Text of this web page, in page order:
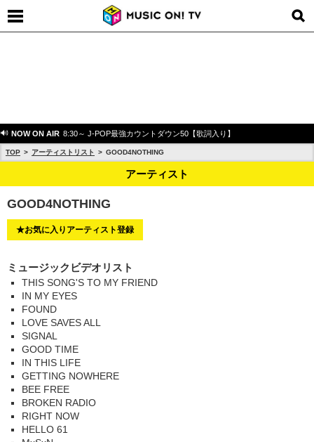
NOW ON AIR 8:30～ J-POP最強カウントダウン50【歌詞入り】
TOP アーティストリスト GOOD4NOTHING
アーティスト
GOOD4NOTHING
★お気に入りアーティスト登録
ミュージックビデオリスト
THIS SONG'S TO MY FRIEND
IN MY EYES
FOUND
LOVE SAVES ALL
SIGNAL
GOOD TIME
IN THIS LIFE
GETTING NOWHERE
BEE FREE
BROKEN RADIO
RIGHT NOW
HELLO 61